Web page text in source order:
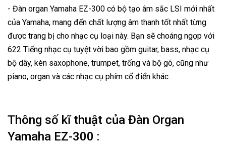
- Đàn organ Yamaha EZ-300 có bộ tạo âm sắc LSI mới nhất
của Yamaha, mang đến chất lượng âm thanh tốt nhất từng
được trang bị cho nhạc cụ loại này. Bạn sẽ choáng ngợp với
622 Tiếng nhạc cụ tuyệt vời bao gồm guitar, bass, nhạc cụ
bộ dây, kèn saxophone, trumpet, trống và bộ gõ, cũng như
piano, organ và các nhạc cụ phím cổ điển khác.
Thông số kĩ thuật của Đàn Organ
Yamaha EZ-300 :